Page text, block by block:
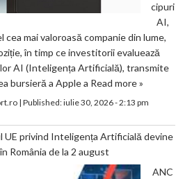
cipuri
AI,
mai valoroasă companie din lume,
în timp ce investitorii evaluează
AI (Inteligența Artificială), transmite
bursieră a Apple a Read more »
| Published:iulie 30, 2026 - 2:13 pm
UE privind Inteligența Artificială devine
România de la 2 august
ANC